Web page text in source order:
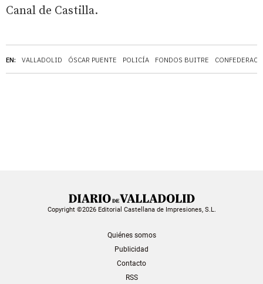
EN: VALLADOLID ÓSCAR PUENTE POLICÍA FONDOS BUITRE
Canal de Castilla.
Copyright ©2026 Editorial Castellana de Impresiones, S.L.
Quiénes somos
Publicidad
Contacto
RSS